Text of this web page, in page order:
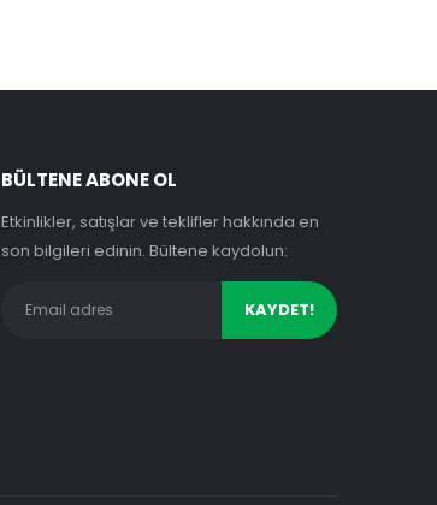
BÜLTENE ABONE OL
Etkinlikler, satışlar ve teklifler hakkında en
son bilgileri edinin. Bültene kaydolun: